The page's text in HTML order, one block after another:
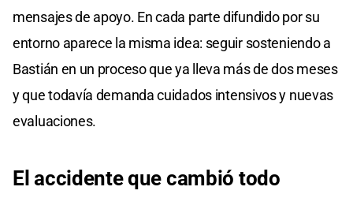
mensajes de apoyo. En cada parte difundido por su
entorno aparece la misma idea: seguir sosteniendo a
Bastián en un proceso que ya lleva más de dos meses
y que todavía demanda cuidados intensivos y nuevas
evaluaciones.
El accidente que cambió todo